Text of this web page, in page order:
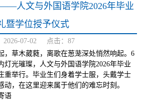
人文与外国语学院2026年毕业
暨学位授予仪式
2026-07-02 点击： 87
，草木葳蕤，离歌在葱茏深处悄然响起。6
灯光璀璨，人文与外国语学院2026年毕业
重举行。毕业生们身着学士服，头戴学士
动，在这里迎来属于他们的难忘时刻。
语